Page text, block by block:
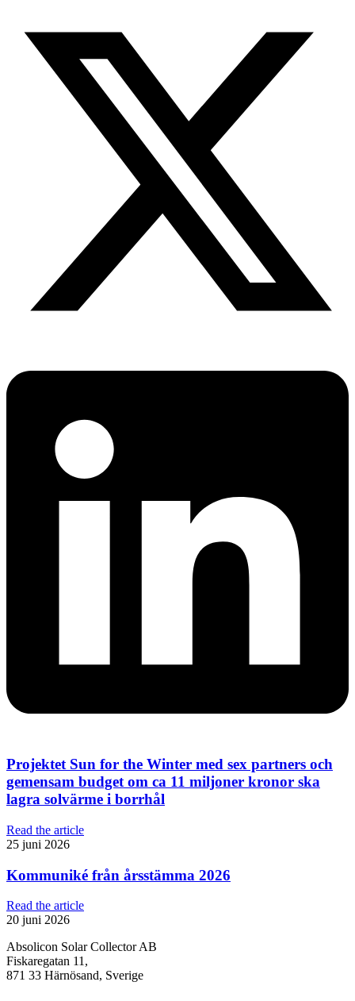
Projektet Sun for the Winter med sex partners och
gemensam budget om ca 11 miljoner kronor ska
lagra solvärme i borrhål
Read the article
25 juni 2026
Kommuniké från årsstämma 2026
Read the article
20 juni 2026
Absolicon Solar Collector AB
Fiskaregatan 11,
871 33 Härnösand, Sverige